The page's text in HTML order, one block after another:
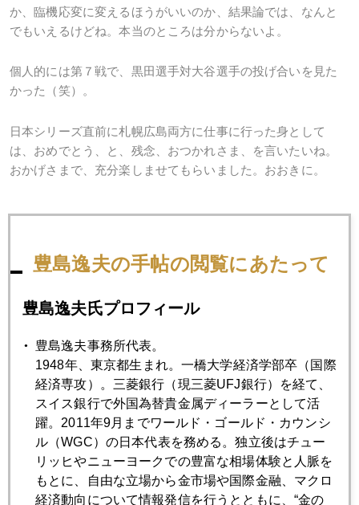
か、臨機応変に変えるほうがいいのか、結果論では、なんと
でもいえるけどね。本当のところは分からないよ。
個人的には第７戦で、黒田選手対大谷選手の投げ合いを見た
かった（笑）。
日本シリーズ直前に札幌広島両方に仕事に行った身として
は、おめでとう、と、残念、おつかれさま、を言いたいね。
おかげさまで、充分楽しませてもらいました。おおきに。
2月 3月 4月 5月 6月
7月 8月 9月 10月
2016年10月31日
新Ｅメール発覚、市場の景色が一変
2016年10月28日
金市場のハロウィーン特需とは？
豊島逸夫の手帖の閲覧にあたって
豊島逸夫氏プロフィール
豊島逸夫事務所代表。
1948年、東京都生まれ。一橋大学経済学部卒（国際
経済専攻）。三菱銀行（現三菱UFJ銀行）を経て、
スイス銀行で外国為替貴金属ディーラーとして活
躍。2011年9月までワールド・ゴールド・カウンシ
ル（WGC）の日本代表を務める。独立後はチュー
リッヒやニューヨークでの豊富な相場体験と人脈を
もとに、自由な立場から金市場や国際金融、マクロ
経済動向について情報発信を行うとともに、“金の